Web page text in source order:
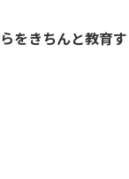
をきちんと教育す